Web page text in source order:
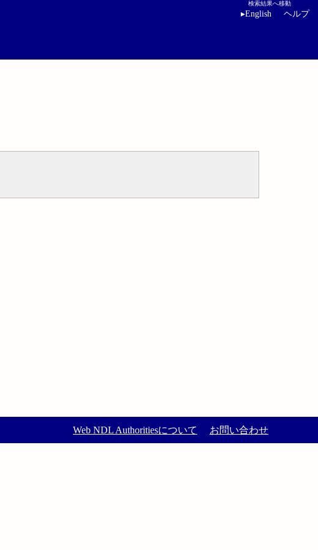
検索結果へ移動
▸English ヘルプ
Web NDL Authoritiesについて お問い合わせ